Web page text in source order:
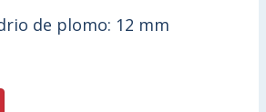
de plomo: 12 mm